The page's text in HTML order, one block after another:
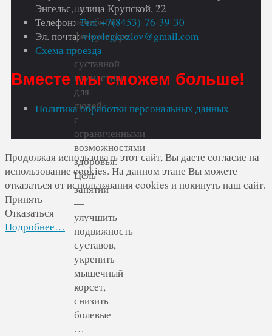
по
лечебной
физкультуре
и
суставной
гимнастике
для
людей
с
ограниченными
возможностями
здоровья.
Цель
занятий
—
улучшить
подвижность
суставов,
укрепить
мышечный
корсет,
снизить
болевые
…
Энгельс, улица Крупской, 22
Телефон:Тел: +7(8453)-76-39-30
Эл. почта:vipolegkozlov@gmail.com
Схема проезда
Вместе мы сможем больше!
Политика обработки персональных данных
Продолжая использовать этот сайт, Вы даете согласие на
использование cookies. На данном этапе Вы можете
отказаться от использования cookies и покинуть наш сайт.
Принять
Отказаться
Подробнее…